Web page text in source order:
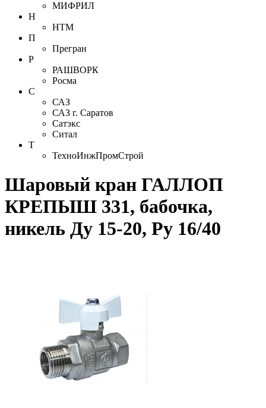
МИФРИЛ
Н
НТМ
П
Прегран
Р
РАШВОРК
Росма
С
САЗ
САЗ г. Саратов
Сатэкс
Ситал
Т
ТехноИнжПромСтрой
Шаровый кран ГАЛЛОП
КРЕПЫШ 331, бабочка,
никель Ду 15-20, Ру 16/40